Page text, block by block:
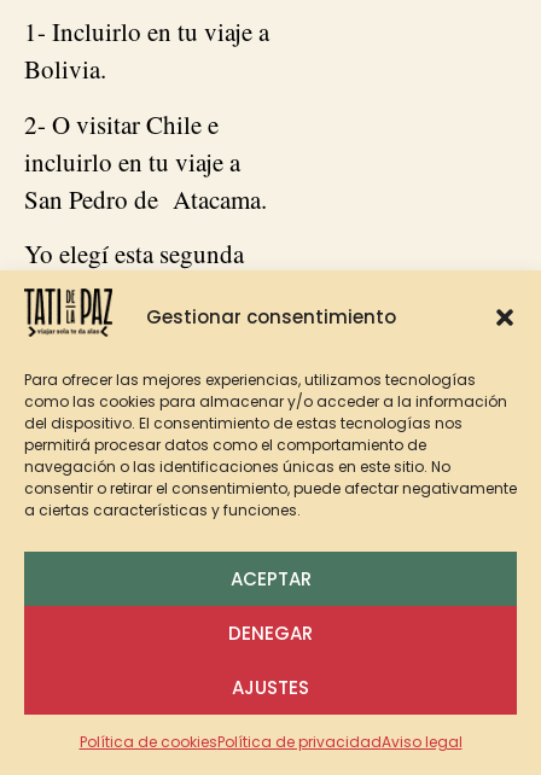
Gestionar consentimiento
Para ofrecer las mejores experiencias, utilizamos tecnologías
como las cookies para almacenar y/o acceder a la información
del dispositivo. El consentimiento de estas tecnologías nos
permitirá procesar datos como el comportamiento de
navegación o las identificaciones únicas en este sitio. No
consentir o retirar el consentimiento, puede afectar negativamente
a ciertas características y funciones.
ACEPTAR
DENEGAR
AJUSTES
Política de cookiesPolítica de privacidadAviso legal
1- Incluirlo en tu viaje a
Bolivia.
2- O visitar Chile e
incluirlo en tu viaje a
San Pedro de Atacama.
Yo elegí esta segunda
opción y la recomiendo
si tu intención es
conocer San Pedro de
Atacama.
6-¿Qué ver
durante el
recorrido?
Si vas con el circuito